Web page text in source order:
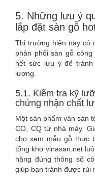
5. Những lưu ý
lắp đặt sàn gỗ
Thị trường hiện nay có
phân phối sàn gỗ
hết sức lưu ý để
lượng.
5.1. Kiểm tra kỹ
chứng nhận chất
Một sản phẩm ván sàn
CO, CQ từ nhà máy.
cho xem mẫu gỗ thực
tổng kho vinasan.net
hãng đúng thông số
giúp bạn tránh được rủi